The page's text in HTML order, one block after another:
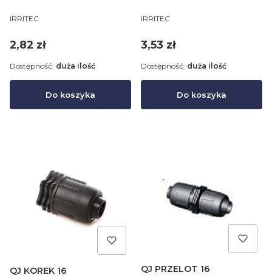
PRODUCENT
IRRITEC
Cena
2,82 zł
Do koszyka
Dostępność: duża ilość
PRODUCENT
IRRITEC
Cena
3,53 zł
Do koszyka
Dostępność: duża ilość
QJ KOREK 16 QJ PRZELOT 16